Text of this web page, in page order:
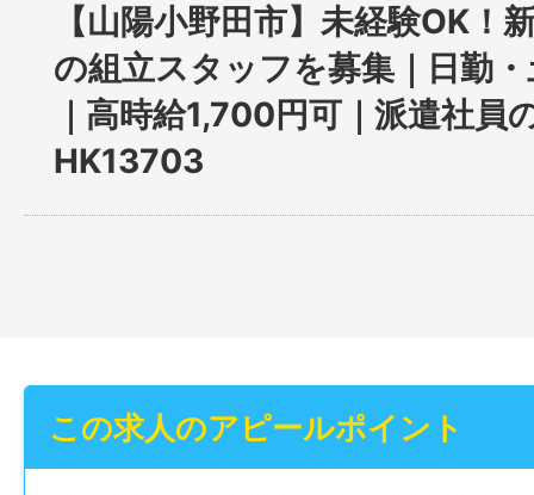
【⼭陽⼩野⽥市】未経験OK！
の組⽴スタッフを募集｜日勤
｜高時給1,700円可｜派遣社員
HK13703
この求人のアピールポイント